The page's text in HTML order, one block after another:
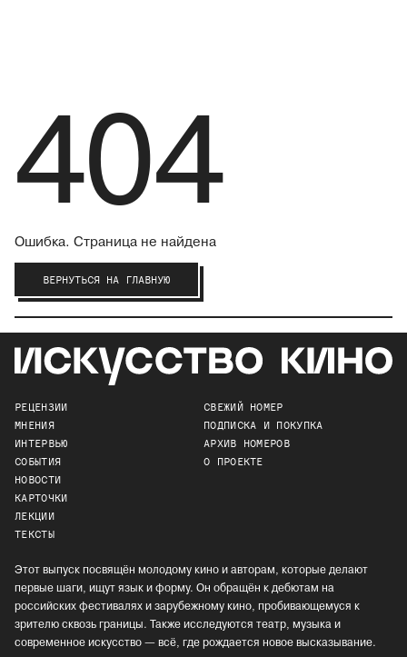
404
Ошибка. Страница не найдена
ВЕРНУТЬСЯ НА ГЛАВНУЮ
РЕЦЕНЗИИ
МНЕНИЯ
ИНТЕРВЬЮ
СОБЫТИЯ
НОВОСТИ
КАРТОЧКИ
ЛЕКЦИИ
ТЕКСТЫ
СВЕЖИЙ НОМЕР
ПОДПИСКА И ПОКУПКА
АРХИВ НОМЕРОВ
О ПРОЕКТЕ
Этот выпуск посвящён молодому кино и авторам, которые делают
первые шаги, ищут язык и форму. Он обращён к дебютам на
российских фестивалях и зарубежному кино, пробивающемуся к
зрителю сквозь границы. Также исследуются театр, музыка и
современное искусство — всё, где рождается новое высказывание.